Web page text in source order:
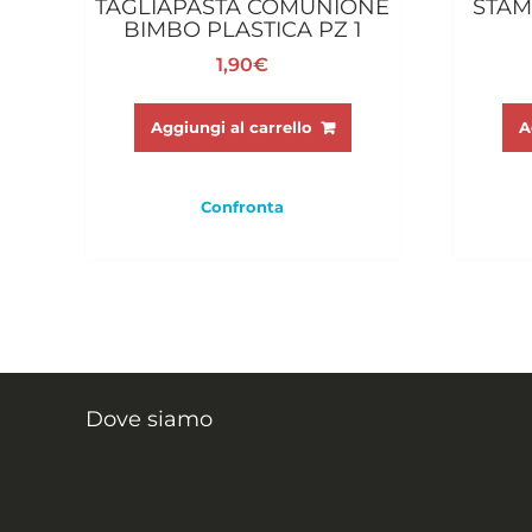
TAGLIAPASTA COMUNIONE
BIMBO PLASTICA PZ 1
1,90€
Aggiungi al carrello
Confronta
Dove siamo